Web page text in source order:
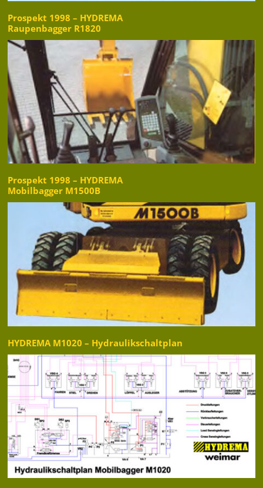
Prospekt 1998 – HYDREMA
Raupenbagger R1820
Prospekt 1998 – HYDREMA
Mobilbagger M1500B
HYDREMA M1020 – Hydraulikschaltplan